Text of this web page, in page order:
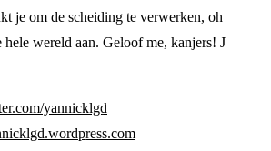
je om de scheiding te verwerken, oh
hele wereld aan. Geloof me, kanjers! J
yannicklgd